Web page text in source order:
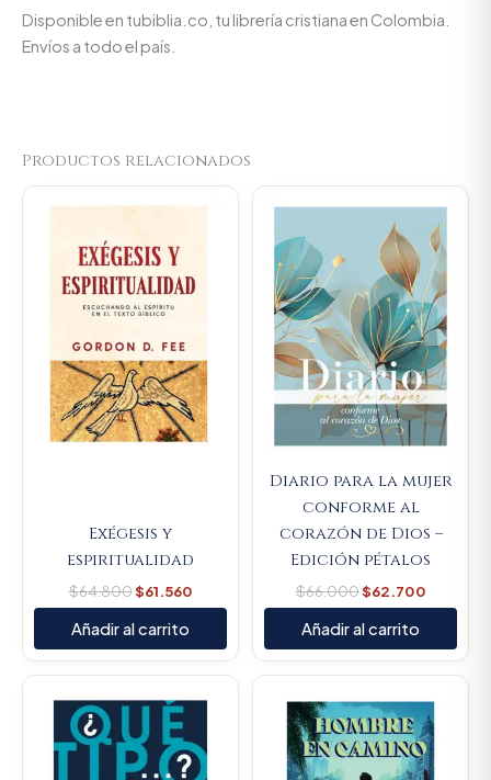
Disponible en tubiblia.co, tu librería cristiana en Colombia.
Envíos a todo el país.
Productos relacionados
Exégesis y
espiritualidad
$64.800
$64.800.
$61.560
Current
Añadir al carrito
Diario para la mujer
conforme al
corazón de Dios –
Edición pétalos
$66.000
price
was:
$66.000.
$62.700
Current
price
is:
Añadir al carrito
price
$59.800.
Current
price
$56.810.
price
was:
$66.000.
Current
price
is: